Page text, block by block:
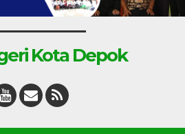
Kota Depok